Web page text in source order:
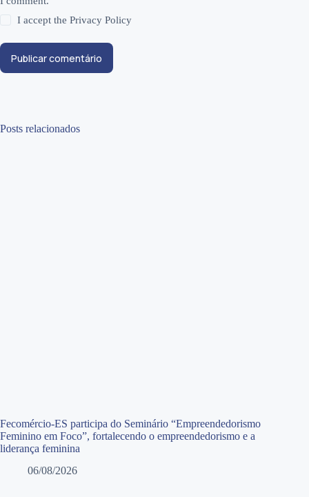
I accept thePrivacy Policy
Publicar comentário
Posts relacionados
Fecomércio-ES participa do Seminário “Empreendedorismo
Feminino em Foco”, fortalecendo o empreendedorismo e a
liderança feminina
06/08/2026